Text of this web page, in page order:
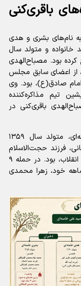
باقری‌کنی
نام‌های بشری و هدی
خانواده و متولد سال
کرده بود. مصباح‌الهدی
از اعضای سابق مجلس
صادق(ع)، بود. وی
تیم مذاکره‌کننده
باقری‌کنی در
دیگر دختر آیت‌الله خامنه‌ای، بشری خامنه‌ای، متولد سال ۱۳۵۹
فرزند حجت‌الاسلام
محمد محمدی گلپایگانی، رئیس دفتر رهبر انقلاب، بود. در حمله ۹
بشری خامنه‌ای به همراه دختر ۱۴ ماهه خود، زهرا محمدی